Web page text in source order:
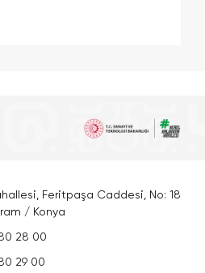
Feritpaşa Caddesi, No: 18
/ Konya
28 00
29 00